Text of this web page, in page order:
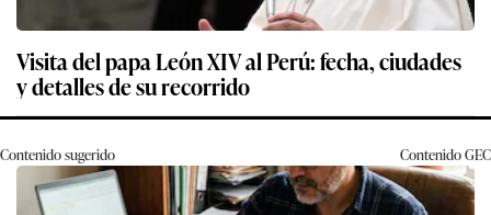
Visita del papa León XIV al Perú: fecha, ciudades
y detalles de su recorrido
Contenido sugerido ContenidoGEC